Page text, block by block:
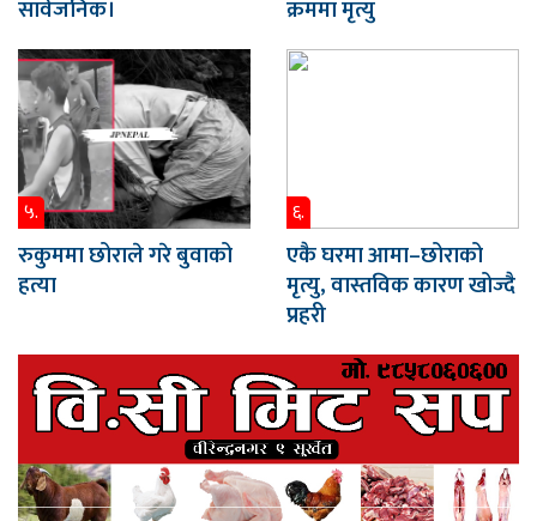
सार्वजनिक।
क्रममा मृत्यु
५.
रुकुममा छोराले गरे बुवाको
हत्या
६.
एकै घरमा आमा–छोराको
मृत्यु, वास्तविक कारण खोज्दै
प्रहरी